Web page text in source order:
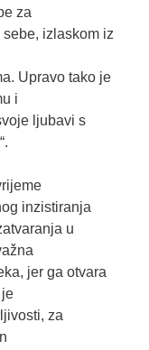
za
izlaskom iz
Upravo tako je
i
ljubavi s
inzistiranja
u
jer ga otvara
za